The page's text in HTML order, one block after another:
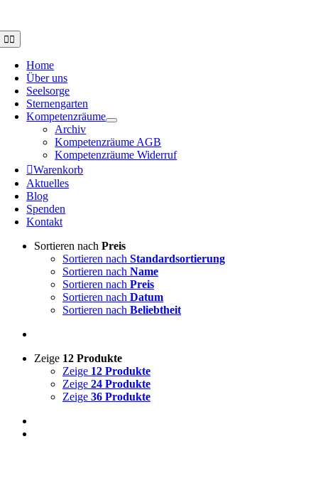
Toggle
Navigation
Home
Über uns
Seelsorge
Sternengarten
Kompetenzräume
Archiv
Kompetenzräume AGB
Kompetenzräume Widerruf
Warenkorb
Aktuelles
Blog
Spenden
Kontakt
Sortieren nach Preis
Sortieren nach Standardsortierung
Sortieren nach Name
Sortieren nach Preis
Sortieren nach Datum
Sortieren nach Beliebtheit
Zeige 12 Produkte
Zeige 12 Produkte
Zeige 24 Produkte
Zeige 36 Produkte